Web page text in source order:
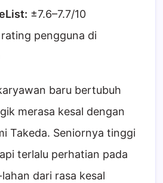
±7.6–7.7/10
pengguna di
baru bertubuh
merasa kesal dengan
Takeda. Seniornya tinggi
terlalu perhatian pada
dari rasa kesal